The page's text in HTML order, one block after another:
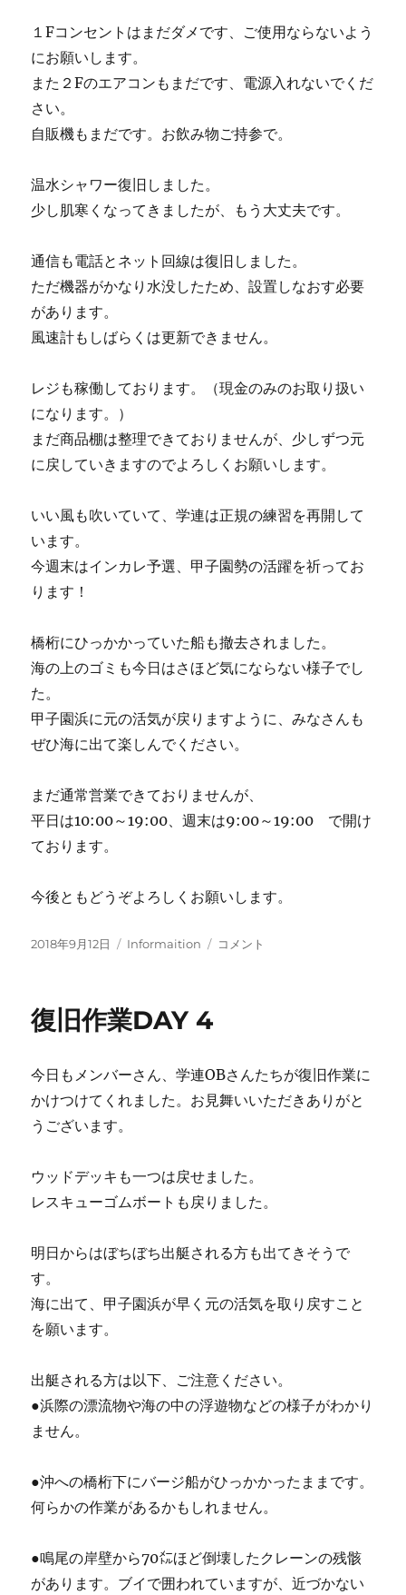
１Fコンセントはまだダメです、ご使用ならないよう
にお願いします。
また２Fのエアコンもまだです、電源入れないでくだ
さい。
自販機もまだです。お飲み物ご持参で。
温水シャワー復旧しました。
少し肌寒くなってきましたが、もう大丈夫です。
通信も電話とネット回線は復旧しました。
ただ機器がかなり水没したため、設置しなおす必要
があります。
風速計もしばらくは更新できません。
レジも稼働しております。（現金のみのお取り扱い
になります。）
まだ商品棚は整理できておりませんが、少しずつ元
に戻していきますのでよろしくお願いします。
いい風も吹いていて、学連は正規の練習を再開して
います。
今週末はインカレ予選、甲子園勢の活躍を祈ってお
ります！
橋桁にひっかかっていた船も撤去されました。
海の上のゴミも今日はさほど気にならない様子でし
た。
甲子園浜に元の活気が戻りますように、みなさんも
ぜひ海に出て楽しんでください。
まだ通常営業できておりませんが、
平日は10:00～19:00、週末は9:00～19:00 で開け
ております。
今後ともどうぞよろしくお願いします。
投
2018年9月12日
カ
ー
Informaition
復
コメント
復旧作業DAY 4
今日もメンバーさん、学連OBさんたちが復旧作業に
かけつけてくれました。お見舞いいただきありがと
うございます。
ウッドデッキも一つは戻せました。
レスキューゴムボートも戻りました。
明日からはぼちぼち出艇される方も出てきそうで
す。
海に出て、甲子園浜が早く元の活気を取り戻すこと
を願います。
出艇される方は以下、ご注意ください。
●浜際の漂流物や海の中の浮遊物などの様子がわかり
ません。
●沖への橋桁下にバージ船がひっかかったままです。
何らかの作業があるかもしれません。
●鳴尾の岸壁から70㍍ほど倒壊したクレーンの残骸
があります。ブイで囲われていますが、近づかない